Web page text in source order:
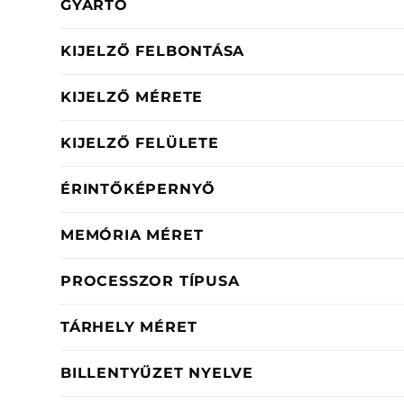
GYÁRTÓ
KIJELZŐ FELBONTÁSA
KIJELZŐ MÉRETE
KIJELZŐ FELÜLETE
ÉRINTŐKÉPERNYŐ
MEMÓRIA MÉRET
PROCESSZOR TÍPUSA
TÁRHELY MÉRET
BILLENTYŰZET NYELVE